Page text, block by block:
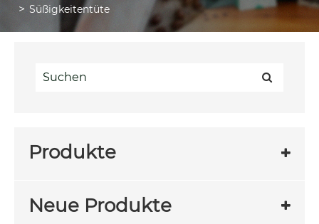
Süßigkeitentüte
Produkte
Neue Produkte